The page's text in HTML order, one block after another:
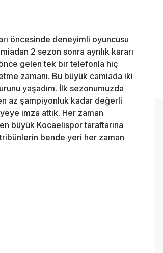
öncesinde deneyimli oyuncusu
2 sezon sonra ayrılık kararı
gelen tek bir telefonla hiç
zamanı. Bu büyük camiada iki
yaşadım. İlk sezonumuzda
az şampiyonluk kadar değerli
imza attık. Her zaman
büyük Kocaelispor taraftarına
bende yeri her zaman